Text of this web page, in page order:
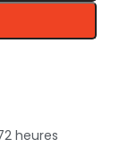
heures